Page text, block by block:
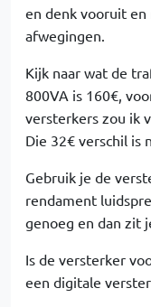
en denk vooruit en
afwegingen.
Kijk naar wat de
800VA is 160€,
versterkers zou ik
Die 32€ verschil is
Gebruik je de
rendament
genoeg en dan zit
Is de versterker
een digitale